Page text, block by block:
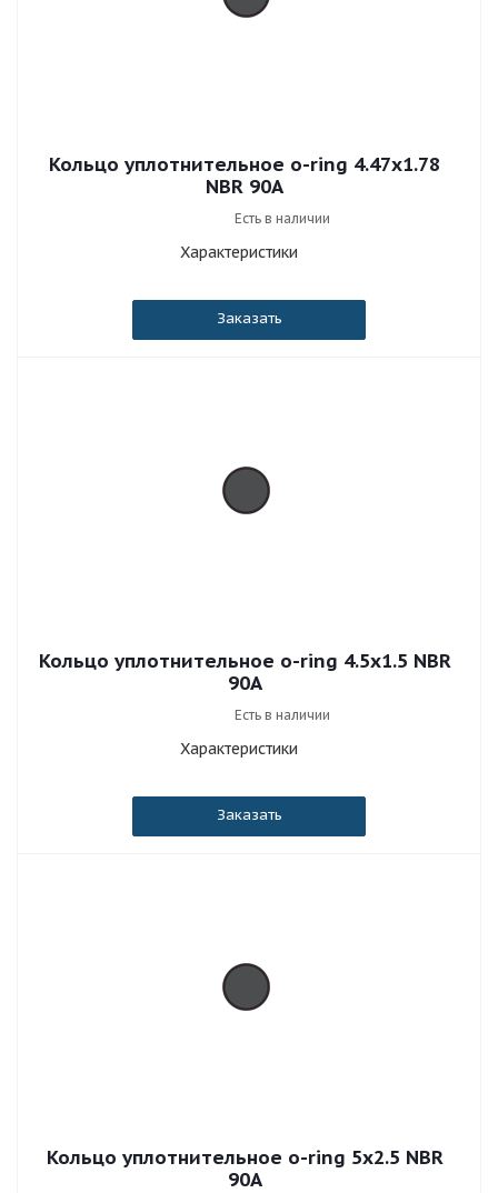
Кольцо уплотнительное o-ring 4.47x1.78
NBR 90A
Есть в наличии
Характеристики
Заказать
Кольцо уплотнительное o-ring 4.5x1.5 NBR
90A
Есть в наличии
Характеристики
Заказать
Кольцо уплотнительное o-ring 5x2.5 NBR
90A